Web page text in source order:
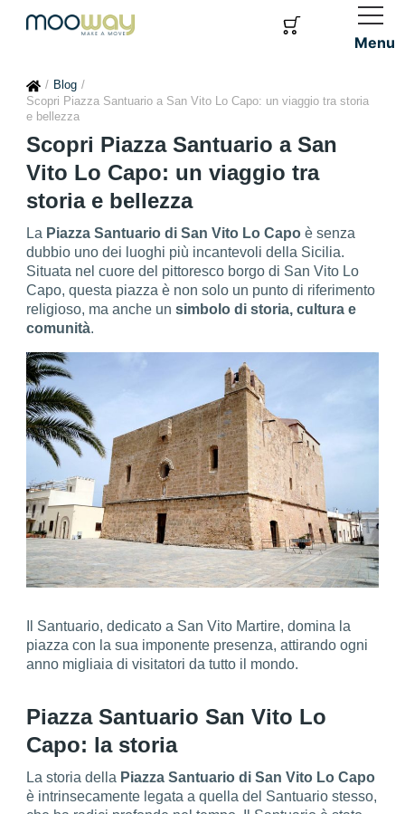
Menu
Blog
Scopri Piazza Santuario a San Vito Lo Capo: un viaggio tra storia
e bellezza
Scopri Piazza Santuario a San
Vito Lo Capo: un viaggio tra
storia e bellezza
La Piazza Santuario di San Vito Lo Capo è senza
dubbio uno dei luoghi più incantevoli della Sicilia.
Situata nel cuore del pittoresco borgo di San Vito Lo
Capo, questa piazza è non solo un punto di riferimento
religioso, ma anche unsimbolo di storia, cultura e
comunità.
Il Santuario, dedicato a San Vito Martire, domina la
piazza con la sua imponente presenza, attirando ogni
anno migliaia di visitatori da tutto il mondo.
Piazza Santuario San Vito Lo
Capo: la storia
La storia della Piazza Santuario di San Vito Lo Capo
è intrinsecamente legata a quella del Santuario stesso,